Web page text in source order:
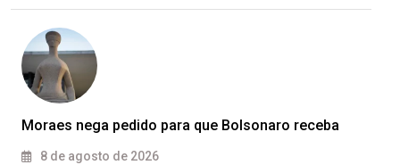
Moraes nega pedido para que Bolsonaro receba
8 de agosto de 2026